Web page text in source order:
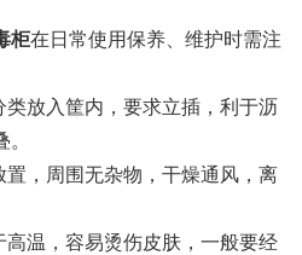
柜在日常使用保养、维护时需注
放入筐内，要求立插，利于沥
，周围无杂物，干燥通风，离
温，容易烫伤皮肤，一般要经